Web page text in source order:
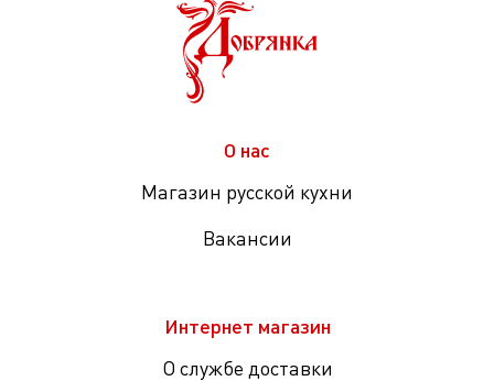
О нас
Магазин русской кухни
Вакансии
Интернет магазин
О службе доставки